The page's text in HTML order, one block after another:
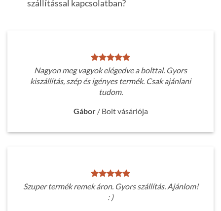
szállítással kapcsolatban?
Nagyon meg vagyok elégedve a bolttal. Gyors
kiszállítás, szép és igényes termék. Csak ajánlani
tudom.
Gábor / Bolt vásárlója
Szuper termék remek áron. Gyors szállítás. Ajánlom!
: )